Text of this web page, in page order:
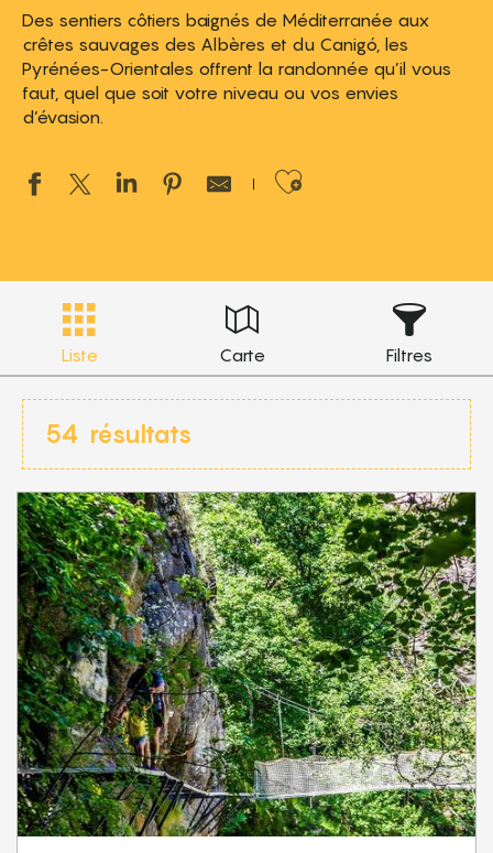
Des sentiers côtiers baignés de Méditerranée aux
crêtes sauvages des Albères et du Canigó, les
Pyrénées-Orientales offrent la randonnée qu’il vous
faut, quel que soit votre niveau ou vos envies
d’évasion.
Ajouter aux
Liste Carte Filtres
54 résultats